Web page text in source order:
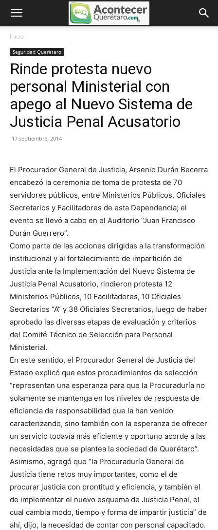
Inicio
Seguridad Querétaro
Rinde protesta nuevo
personal Ministerial con
apego al Nuevo Sistema de
Justicia Penal Acusatorio
17 septiembre, 2014
El Procurador General de Justicia, Arsenio Durán Becerra
encabezó la ceremonia de toma de protesta de 70
servidores públicos, entre Ministerios Públicos, Oficiales
Secretarios y Facilitadores de esta Dependencia; el
evento se llevó a cabo en el Auditorio “Juan Francisco
Durán Guerrero”.
Como parte de las acciones dirigidas a la transformación
institucional y al fortalecimiento de impartición de
Justicia ante la Implementación del Nuevo Sistema de
Justicia Penal Acusatorio, rindieron protesta 12
Ministerios Públicos, 10 Facilitadores, 10 Oficiales
Secretarios “A” y 38 Oficiales Secretarios, luego de haber
aprobado las diversas etapas de evaluación y criterios
del Comité Técnico de Selección para Personal
Ministerial.
En este sentido, el Procurador General de Justicia del
Estado explicó que estos procedimientos de selección
“representan una esperanza para que la Procuraduría no
solamente se mantenga en los niveles de respuesta de
eficiencia de responsabilidad que la han venido
caracterizando, sino también con la esperanza de ofrecer
un servicio todavía más eficiente y oportuno acorde a las
necesidades que se plantea la sociedad de Querétaro”.
Asimismo, agregó que “la Procuraduría General de
Justicia tiene retos muy importantes, como el de
procurar justicia con prontitud y eficiencia, y también el
de implementar el nuevo esquema de Justicia Penal, el
cual cambia modo, tiempo y forma de impartir justicia” de
ahí, dijo, la necesidad de contar con personal capacitado.